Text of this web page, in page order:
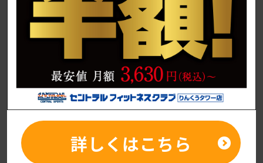
体験予約
version
of
this
website
will
be
translated
mechanically,
詳しくはこちら